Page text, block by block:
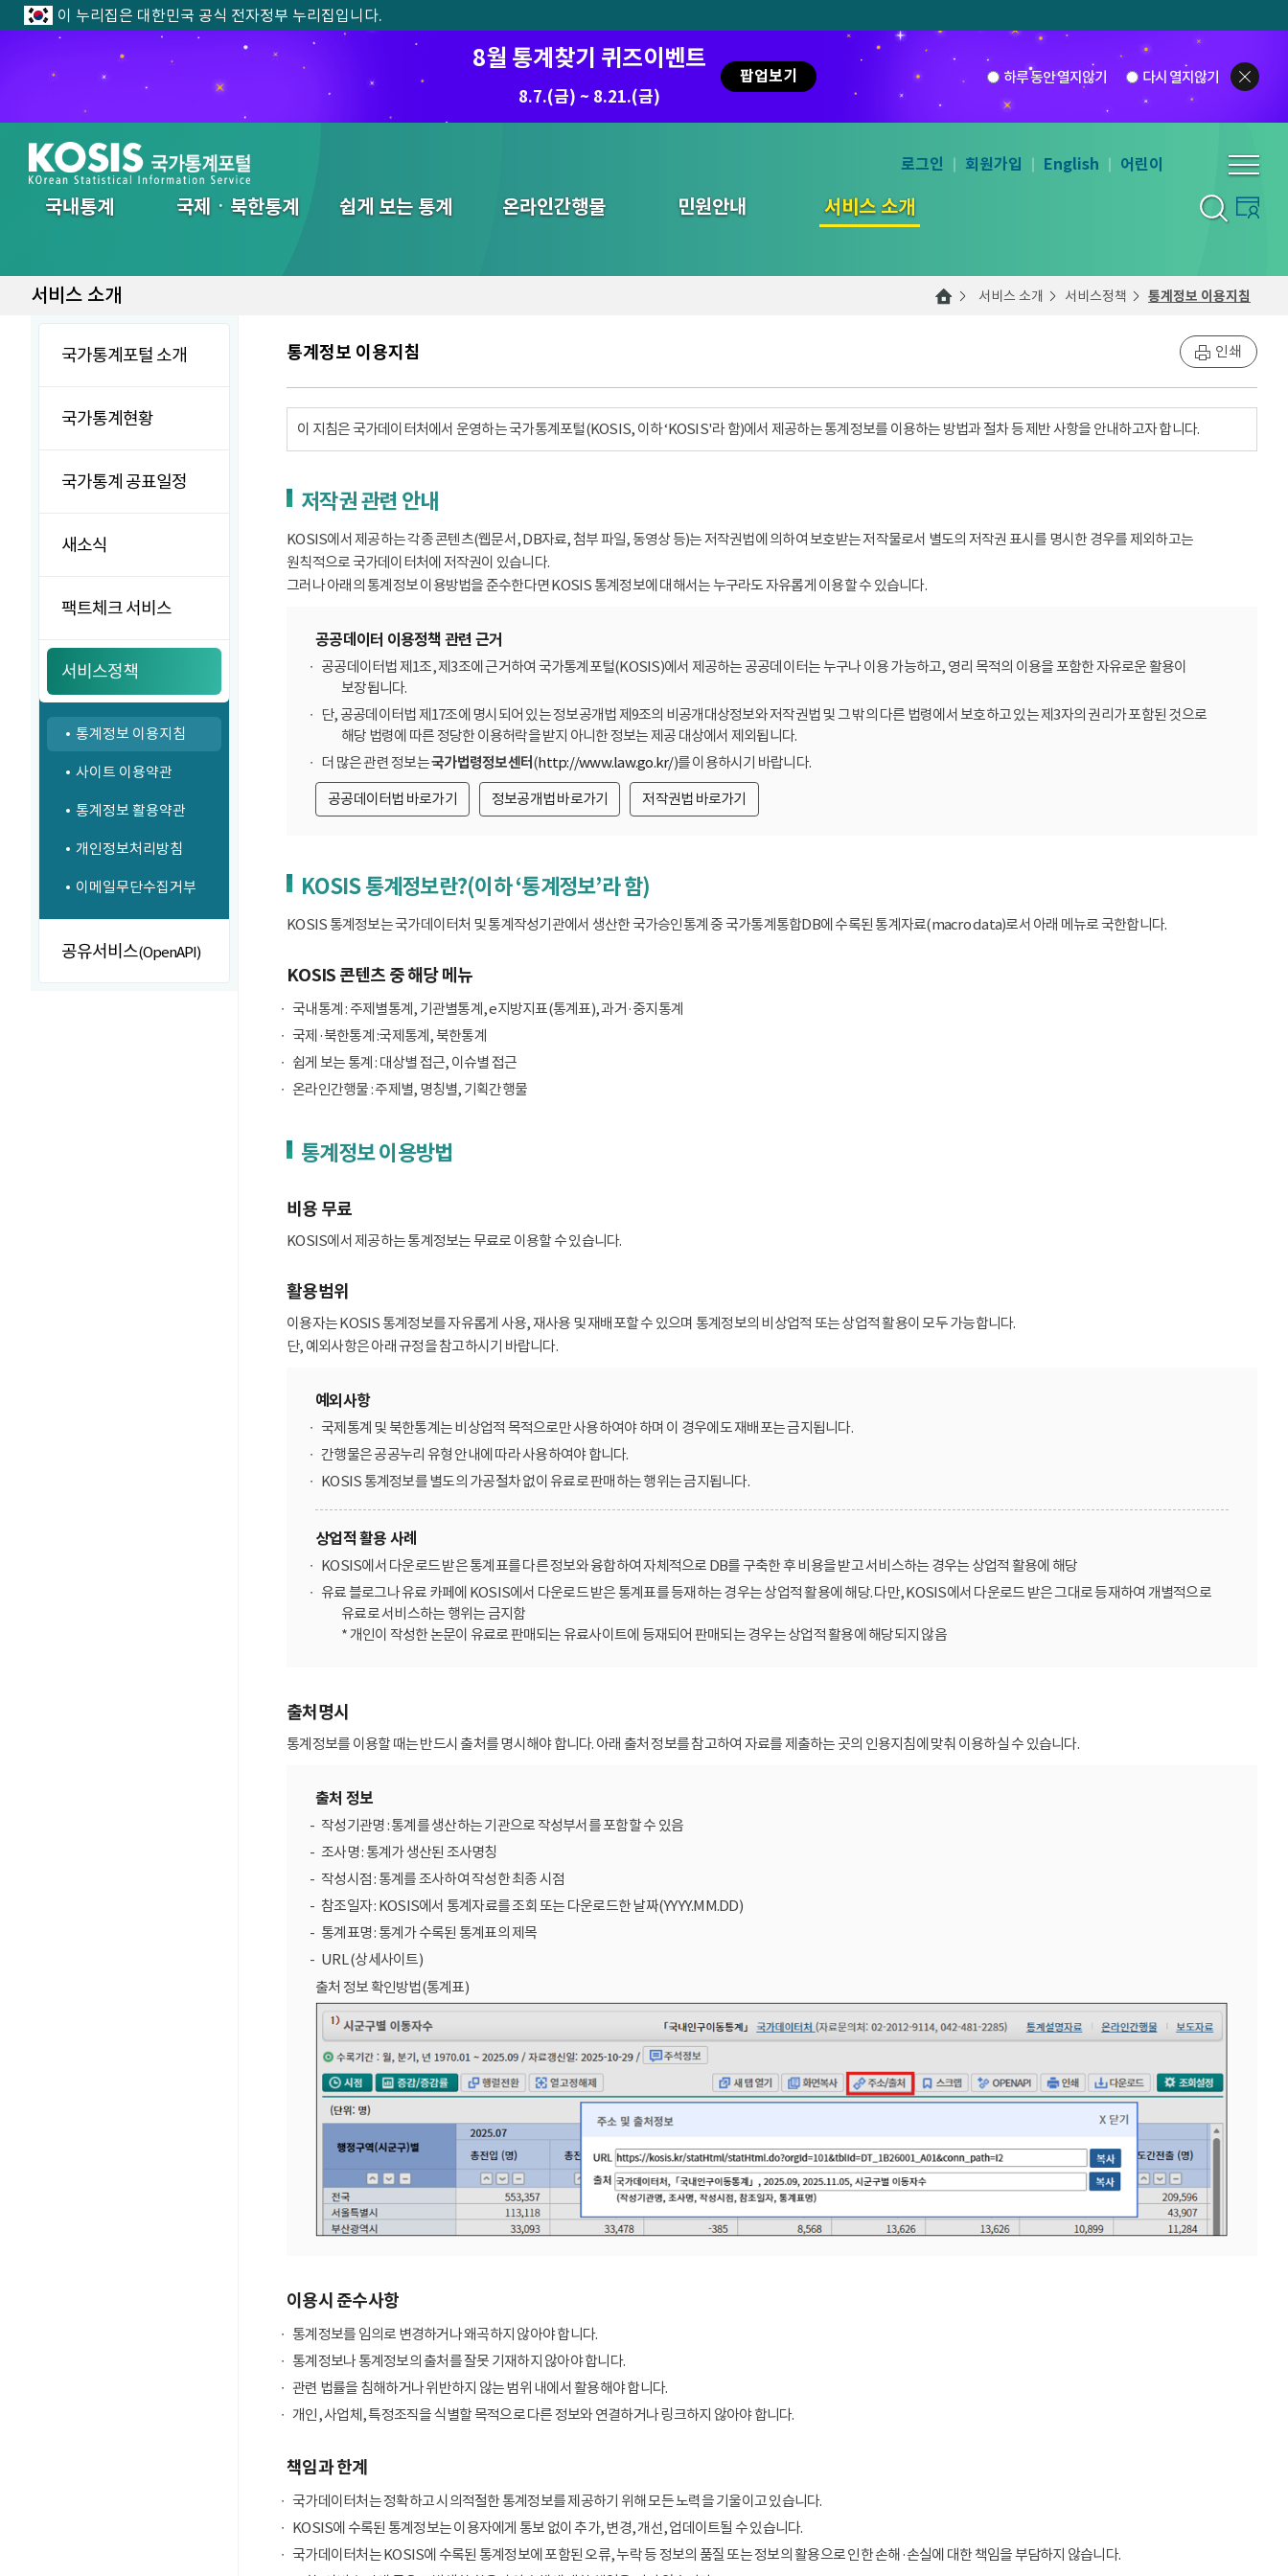
이 누리집은 대한민국 공식 전자정부 누리집입니다.
8월 통계찾기 퀴즈이벤트
8.7.(금) ~ 8.21.(금)
팝업보기 하루 동안 열지않기 다시 열지않기
국내통계 국제ㆍ북한통계 쉽게 보는 통계 온라인간행물 민원안내 서비스 소개
통합검색
로그인 회원가입 English 어린이
서비스 소개 서비스 소개 서비스정책 통계정보 이용지침
국가통계포털 소개
국가통계현황
국가통계 공표일정
새소식
팩트체크 서비스
서비스정책
통계정보 이용지침
사이트 이용약관
통계정보 활용약관
개인정보처리방침
이메일무단수집거부
공유서비스(OpenAPI)
통계정보 이용지침 인쇄
이 지침은 국가데이터처에서 운영하는 국가통계포털(KOSIS, 이하 ‘KOSIS'라 함)에서 제공하는 통계정보를 이용하는 방법과 절차 등 제반 사항을 안내하고자 합니다.
저작권 관련 안내
KOSIS에서 제공하는 각종 콘텐츠(웹문서, DB자료, 첨부 파일, 동영상 등)는 저작권법에 의하여 보호받는 저작물로서 별도의 저작권 표시를 명시한 경우를 제외하고는
원칙적으로 국가데이터처에 저작권이 있습니다.
그러나 아래의 통계정보 이용방법을 준수한다면 KOSIS 통계정보에 대해서는 누구라도 자유롭게 이용할 수 있습니다.
공공데이터 이용정책 관련 근거
공공데이터법 제1조, 제3조에 근거하여 국가통계포털(KOSIS)에서 제공하는 공공데이터는 누구나 이용 가능하고, 영리 목적의 이용을 포함한 자유로운 활용이
보장됩니다.
단, 공공데이터법 제17조에 명시되어 있는 정보공개법 제9조의 비공개대상정보와 저작권법 및 그 밖의 다른 법령에서 보호하고 있는 제3자의 권리가 포함된 것으로
해당 법령에 따른 정당한 이용허락을 받지 아니한 정보는 제공 대상에서 제외됩니다.
더 많은 관련 정보는국가법령정보센터(http://www.law.go.kr/)를 이용하시기 바랍니다.
공공데이터법 바로가기
정보공개법 바로가기 저작권법 바로가기
KOSIS 통계정보란?(이하 ‘통계정보’라 함)
KOSIS 통계정보는 국가데이터처 및 통계작성기관에서 생산한 국가승인통계 중 국가통계통합DB에 수록된 통계자료(macro data)로서 아래 메뉴로 국한합니다.
KOSIS 콘텐츠 중 해당 메뉴
국내통계 : 주제별통계, 기관별통계, e지방지표(통계표), 과거·중지통계
국제·북한통계 :국제통계, 북한통계
쉽게 보는 통계 : 대상별 접근, 이슈별 접근
온라인간행물 : 주제별, 명칭별, 기획간행물
통계정보 이용방법
비용 무료
KOSIS에서 제공하는 통계정보는 무료로 이용할 수 있습니다.
활용범위
이용자는 KOSIS 통계정보를 자유롭게 사용, 재사용 및 재배포할 수 있으며 통계정보의 비상업적 또는 상업적 활용이 모두 가능합니다.
단, 예외사항은 아래 규정을 참고하시기 바랍니다.
예외사항
국제통계 및 북한통계는 비상업적 목적으로만 사용하여야 하며 이 경우에도 재배포는 금지됩니다.
간행물은 공공누리 유형 안내에 따라 사용하여야 합니다.
KOSIS 통계정보를 별도의 가공절차 없이 유료로 판매하는 행위는 금지됩니다.
상업적 활용 사례
KOSIS에서 다운로드 받은 통계표를 다른 정보와 융합하여 자체적으로 DB를 구축한 후 비용을 받고 서비스하는 경우는 상업적 활용에 해당
유료 블로그나 유료 카페에 KOSIS에서 다운로드 받은 통계표를 등재하는 경우는 상업적 활용에 해당. 다만, KOSIS에서 다운로드 받은 그대로 등재하여 개별적으로
유료로 서비스하는 행위는 금지함
* 개인이 작성한 논문이 유료로 판매되는 유료사이트에 등재되어 판매되는 경우는 상업적 활용에 해당되지 않음
출처명시
통계정보를 이용할 때는 반드시 출처를 명시해야 합니다. 아래 출처 정보를 참고하여 자료를 제출하는 곳의 인용지침에 맞춰 이용하실 수 있습니다.
출처 정보
작성기관명 : 통계를 생산하는 기관으로 작성부서를 포함할 수 있음
조사명 : 통계가 생산된 조사명칭
작성시점 : 통계를 조사하여 작성한 최종 시점
참조일자 : KOSIS에서 통계자료를 조회 또는 다운로드한 날짜(YYYY.MM.DD)
통계표명 : 통계가 수록된 통계표의 제목
URL (상세사이트)
출처 정보 확인방법(통계표)
이용시 준수사항
통계정보를 임의로 변경하거나 왜곡하지 않아야 합니다.
통계정보나 통계정보의 출처를 잘못 기재하지 않아야 합니다.
관련 법률을 침해하거나 위반하지 않는 범위 내에서 활용해야 합니다.
개인, 사업체, 특정조직을 식별할 목적으로 다른 정보와 연결하거나 링크하지 않아야 합니다.
책임과 한계
국가데이터처는 정확하고 시의적절한 통계정보를 제공하기 위해 모든 노력을 기울이고 있습니다.
KOSIS에 수록된 통계정보는 이용자에게 통보 없이 추가, 변경, 개선, 업데이트될 수 있습니다.
국가데이터처는 KOSIS에 수록된 통계정보에 포함된 오류, 누락 등 정보의 품질 또는 정보의 활용으로 인한 손해·손실에 대한 책임을 부담하지 않습니다.